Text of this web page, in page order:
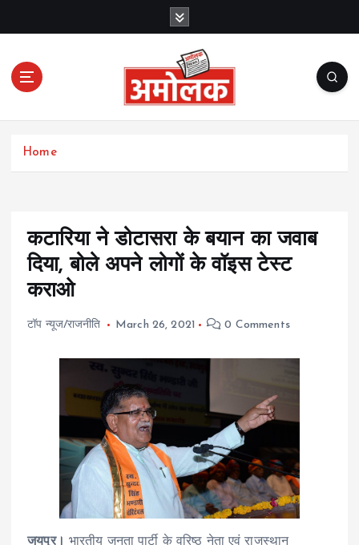
c
Amolak News
Home
कटारिया ने डोटासरा के बयान का जवाब
दिया, बोले अपने लोगों के वॉइस टेस्ट
कराओ
टॉप न्यूज/राजनीति March 26, 2021 0 Comments
जयपुर। भारतीय जनता पार्टी के वरिष्ठ नेता एवं राजस्थान